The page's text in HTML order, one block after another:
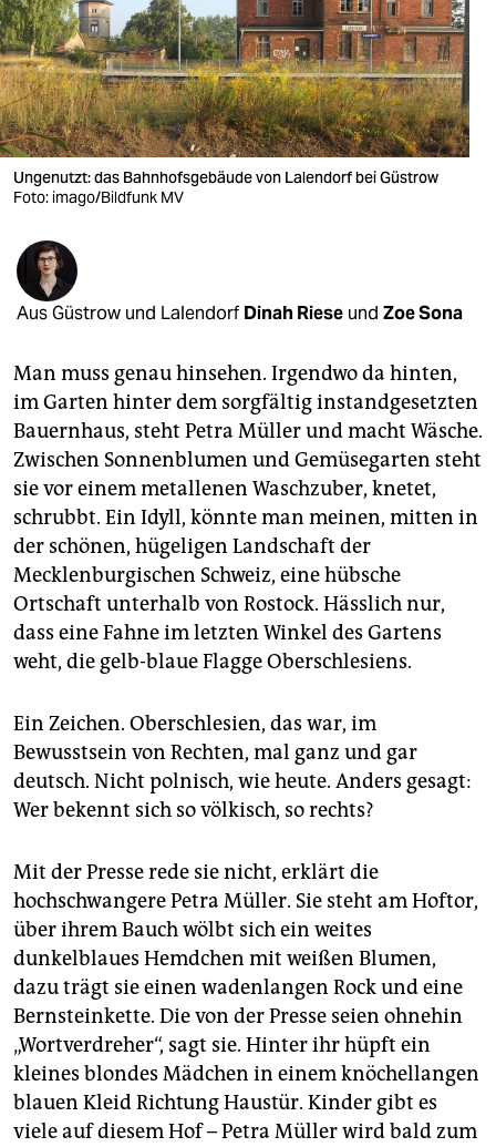
nord
wahrheit
verlag
verlag
veranstaltungen
shop
fragen & hilfe
abo
genossenschaft
epaper login
Ungenutzt: das Bahnhofsgebäude von Lalendorf bei Güstrow
Foto: imago/Bildfunk MV
Aus Güstrow und Lalendorf Dinah Riese und Zoe Sona
Man muss genau hinsehen. Irgendwo da hinten,
im Garten hinter dem sorgfältig instandgesetzten
Bauernhaus, steht Petra Müller und macht Wäsche.
Zwischen Sonnenblumen und Gemüsegarten steht
sie vor einem metallenen Waschzuber, knetet,
schrubbt. Ein Idyll, könnte man meinen, mitten in
der schönen, hügeligen Landschaft der
Mecklenburgischen Schweiz, eine hübsche
Ortschaft unterhalb von Rostock. Hässlich nur,
dass eine Fahne im letzten Winkel des Gartens
weht, die gelb-blaue Flagge Oberschlesiens.
Ein Zeichen. Oberschlesien, das war, im
Bewusstsein von Rechten, mal ganz und gar
deutsch. Nicht polnisch, wie heute. Anders gesagt:
Wer bekennt sich so völkisch, so rechts?
Mit der Presse rede sie nicht, erklärt die
hochschwangere Petra Müller. Sie steht am Hoftor,
über ihrem Bauch wölbt sich ein weites
dunkelblaues Hemdchen mit weißen Blumen,
dazu trägt sie einen wadenlangen Rock und eine
Bernsteinkette. Die von der Presse seien ohnehin
„Wortverdreher“, sagt sie. Hinter ihr hüpft ein
kleines blondes Mädchen in einem knöchellangen
blauen Kleid Richtung Haustür. Kinder gibt es
viele auf diesem Hof – Petra Müller wird bald zum